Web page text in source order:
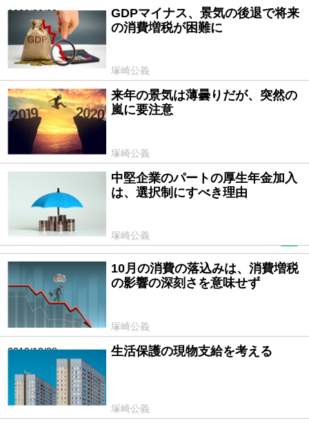
2020/02/20
GDPマイナス、景気の後退で将来
の消費増税が困難に
塚崎公義
2019/12/30
来年の景気は薄曇りだが、突然の
嵐に要注意
塚崎公義
中堅企業のパートの厚生年金加入
は、選択制にすべき理由
塚崎公義
2019/12/09
10月の消費の落込みは、消費増税
の影響の深刻さを意味せず
塚崎公義
2019/10/28 生活保護の現物支給を考える
塚崎公義